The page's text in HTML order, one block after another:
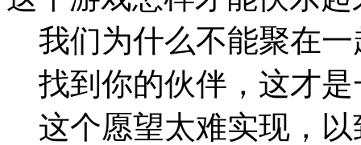
我们为什么不能聚在一
找到你的伙伴，这才是
这个愿望太难实现，以